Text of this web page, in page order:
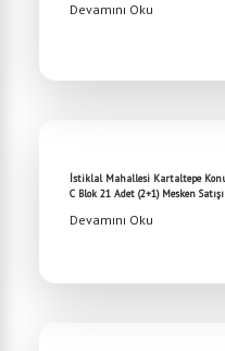
Devamını Oku
İstiklal Mahallesi Kartaltepe
C Blok 21 Adet (2+1) Mesken Satışı
Devamını Oku